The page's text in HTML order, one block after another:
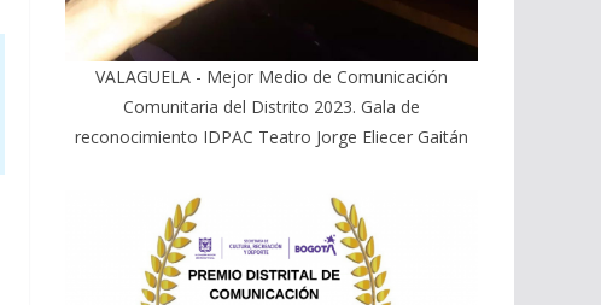
VALAGUELA - Mejor Medio de Comunicación
Comunitaria del Distrito 2023. Gala de
reconocimiento IDPAC Teatro Jorge Eliecer Gaitán